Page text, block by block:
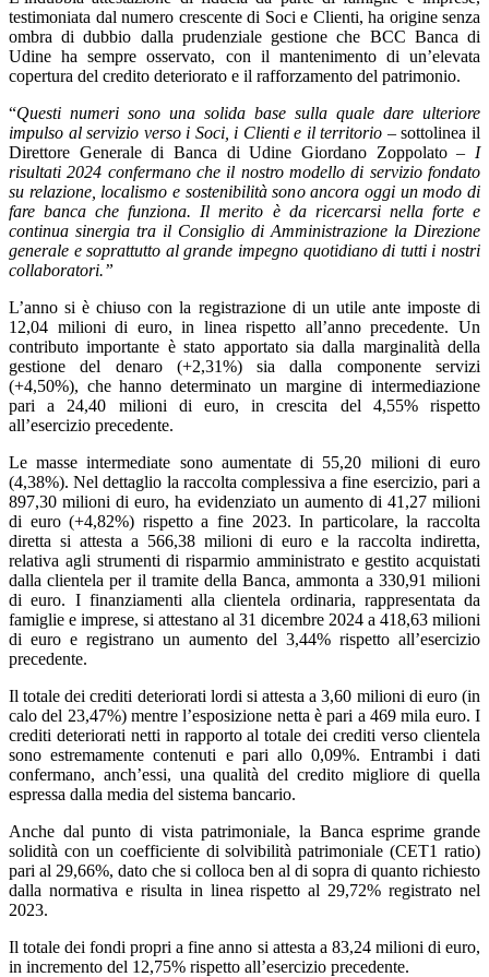
testimoniata dal numero crescente di Soci e Clienti, ha origine senza
ombra di dubbio dalla prudenziale gestione che BCC Banca di
Udine ha sempre osservato, con il mantenimento di un’elevata
copertura del credito deteriorato e il rafforzamento del patrimonio.
“Questi numeri sono una solida base sulla quale dare ulteriore
impulso al servizio verso i Soci, i Clienti e il territorio – sottolinea il
Direttore Generale di Banca di Udine Giordano Zoppolato – I
risultati 2024 confermano che il nostro modello di servizio fondato
su relazione, localismo e sostenibilità sono ancora oggi un modo di
fare banca che funziona. Il merito è da ricercarsi nella forte e
continua sinergia tra il Consiglio di Amministrazione la Direzione
generale e soprattutto al grande impegno quotidiano di tutti i nostri
collaboratori.”
L’anno si è chiuso con la registrazione di un utile ante imposte di
12,04 milioni di euro, in linea rispetto all’anno precedente. Un
contributo importante è stato apportato sia dalla marginalità della
gestione del denaro (+2,31%) sia dalla componente servizi
(+4,50%), che hanno determinato un margine di intermediazione
pari a 24,40 milioni di euro, in crescita del 4,55% rispetto
all’esercizio precedente.
Le masse intermediate sono aumentate di 55,20 milioni di euro
(4,38%). Nel dettaglio la raccolta complessiva a fine esercizio, pari a
897,30 milioni di euro, ha evidenziato un aumento di 41,27 milioni
di euro (+4,82%) rispetto a fine 2023. In particolare, la raccolta
diretta si attesta a 566,38 milioni di euro e la raccolta indiretta,
relativa agli strumenti di risparmio amministrato e gestito acquistati
dalla clientela per il tramite della Banca, ammonta a 330,91 milioni
di euro. I finanziamenti alla clientela ordinaria, rappresentata da
famiglie e imprese, si attestano al 31 dicembre 2024 a 418,63 milioni
di euro e registrano un aumento del 3,44% rispetto all’esercizio
precedente.
Il totale dei crediti deteriorati lordi si attesta a 3,60 milioni di euro (in
calo del 23,47%) mentre l’esposizione netta è pari a 469 mila euro. I
crediti deteriorati netti in rapporto al totale dei crediti verso clientela
sono estremamente contenuti e pari allo 0,09%. Entrambi i dati
confermano, anch’essi, una qualità del credito migliore di quella
espressa dalla media del sistema bancario.
Anche dal punto di vista patrimoniale, la Banca esprime grande
solidità con un coefficiente di solvibilità patrimoniale (CET1 ratio)
pari al 29,66%, dato che si colloca ben al di sopra di quanto richiesto
dalla normativa e risulta in linea rispetto al 29,72% registrato nel
2023.
Il totale dei fondi propri a fine anno si attesta a 83,24 milioni di euro,
in incremento del 12,75% rispetto all’esercizio precedente.